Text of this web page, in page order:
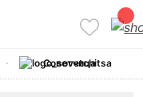
Советчица